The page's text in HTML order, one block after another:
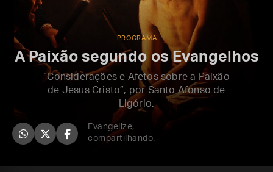
PROGRAMA
A Paixão segundo os Evangelhos
“Considerações e Afetos sobre a Paixão
de Jesus Cristo”, por Santo Afonso de
Ligório.
Evangelize,
compartilhando.